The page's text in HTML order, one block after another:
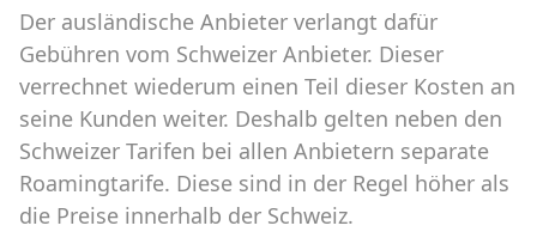
Der ausländische Anbieter verlangt dafür
Gebühren vom Schweizer Anbieter. Dieser
verrechnet wiederum einen Teil dieser Kosten an
seine Kunden weiter. Deshalb gelten neben den
Schweizer Tarifen bei allen Anbietern separate
Roamingtarife. Diese sind in der Regel höher als
die Preise innerhalb der Schweiz.